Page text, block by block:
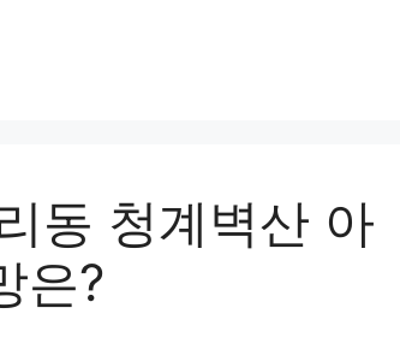
동 청계벽산 아
은?